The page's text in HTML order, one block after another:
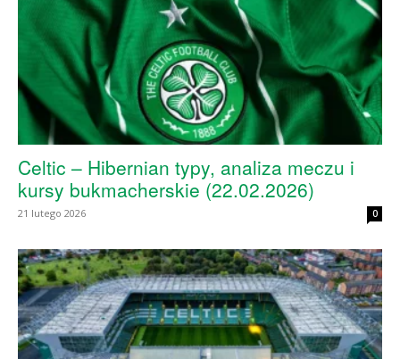
aktualności
(transfery,
skład)
Celtic – Hibernian typy, analiza meczu i
kursy bukmacherskie (22.02.2026)
21 lutego 2026 0